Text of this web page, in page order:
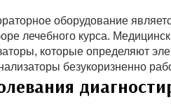
оборудование
лечебного курса.
которые определяют
безукоризненно